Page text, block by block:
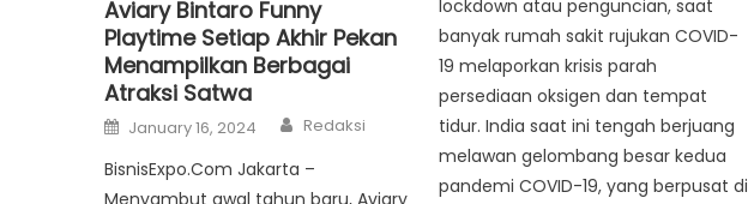
Aviary Bintaro Funny
Playtime Setiap Akhir Pekan
Menampilkan Berbagai
Atraksi Satwa
Posted
on
January 16, 2024 Author
Redaksi
BisnisExpo.Com Jakarta –
lockdown atau penguncian, saat
banyak rumah sakit rujukan COVID-
19 melaporkan krisis parah
persediaan oksigen dan tempat
tidur. India saat ini tengah berjuang
melawan gelombang besar kedua
pandemi COVID-19, yang berpusat di